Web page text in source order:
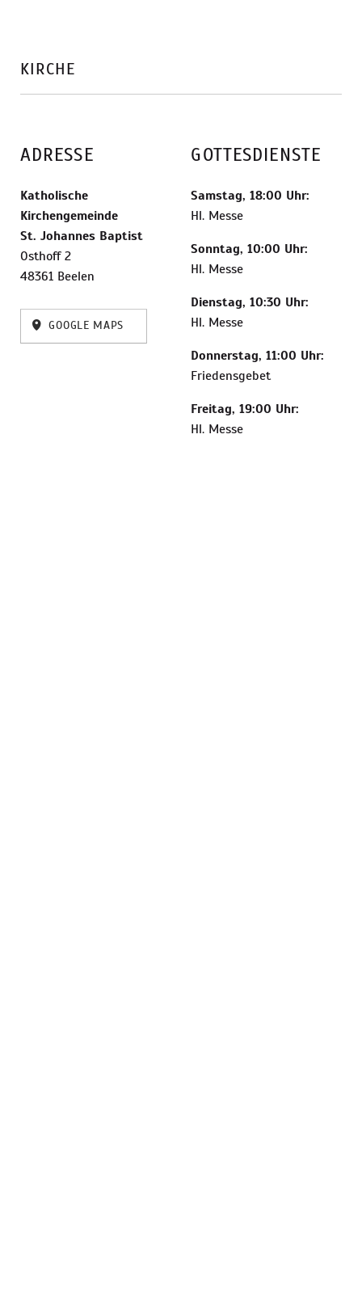
KIRCHE
ADRESSE
Katholische
Kirchengemeinde
St. Johannes Baptist
Osthoff 2
48361 Beelen
GOOGLE MAPS
GOTTESDIENSTE
Samstag, 18:00 Uhr:
Hl. Messe
Sonntag, 10:00 Uhr:
Hl. Messe
Dienstag, 10:30 Uhr:
Hl. Messe
Donnerstag, 11:00 Uhr:
Friedensgebet
Freitag, 19:00 Uhr:
Hl. Messe